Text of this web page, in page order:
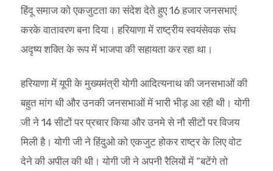
हिंदू समाज को एकजुटता का संदेश देते हुए 16 हजार जनसभाएं
करके वातावरण बना दिया। हरियाणा में राष्ट्रीय स्वयंसेवक संघ
अदृष्य शक्ति के रूप में भाजपा की सहायता कर रहा था।
हरियाणा में यूपी के मुख्यमंत्री योगी आदित्यनाथ की जनसभाओं की
बहुत मांग थी और उनकी जनसभाओं में भारी भीड़ आ रही थी। योगी
जी ने 14 सीटों पर प्रचार किया और उनमे से नौ सीटों पर विजय
मिली है। योगी जी ने हिंदुओ को एकजुट होकर राष्ट्र के लिए वोट
देने की अपील की थी। योगी जी ने अपनी रैलियों में “बटेंगे तो